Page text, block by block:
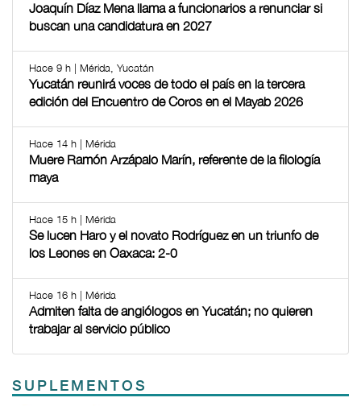
Joaquín Díaz Mena llama a funcionarios a renunciar si
buscan una candidatura en 2027
Hace 9 h | Mérida, Yucatán
Yucatán reunirá voces de todo el país en la tercera
edición del Encuentro de Coros en el Mayab 2026
Hace 14 h | Mérida
Muere Ramón Arzápalo Marín, referente de la filología
maya
Hace 15 h | Mérida
Se lucen Haro y el novato Rodríguez en un triunfo de
los Leones en Oaxaca: 2-0
Hace 16 h | Mérida
Admiten falta de angiólogos en Yucatán; no quieren
trabajar al servicio público
SUPLEMENTOS